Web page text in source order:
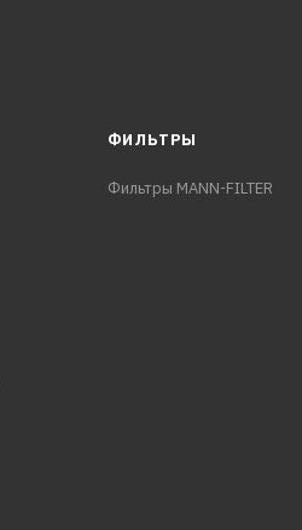
ФИЛЬТРЫ
Фильтры MANN-FILTER